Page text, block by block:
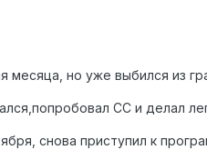
но уже выбился из
СС и делал
снова приступил к